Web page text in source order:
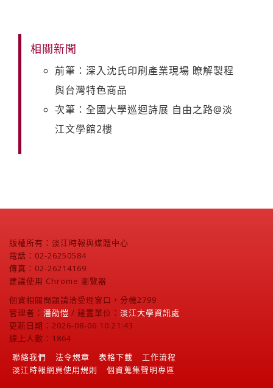
相關新聞
前筆：深入沈氏印刷產業現場 瞭解製程
與台灣特色商品
次筆：全國大學巡迴詩展 自由之路@淡
江文學館2樓
版權所有：淡江時報與媒體中心
電話：02-26250584
傳真：02-26214169
建議使用 Chrome 瀏覽器
個資相關問題請洽受理窗口，分機2799
管理者： 潘劭愷 / 建置單位： 淡江大學資訊處
更新日期：2026-08-06 10:21:43
線上人數：1864
聯絡我們
法令規章 表格下載
工作流程
淡江時報網頁使用規則
個資蒐集聲明專區